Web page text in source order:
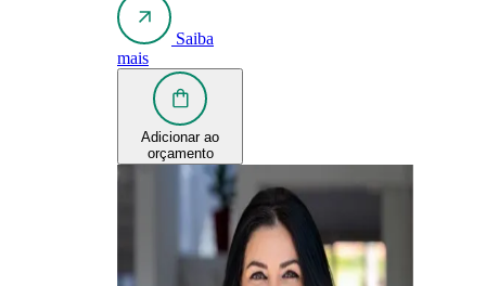
Saiba
mais
Adicionar ao
orçamento